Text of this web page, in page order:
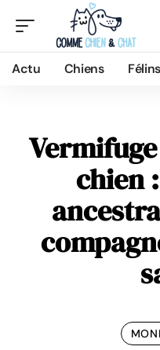
Actu Chiens Félins
chien